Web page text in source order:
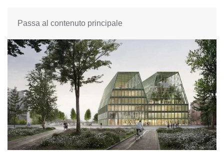
Passa al contenuto principale